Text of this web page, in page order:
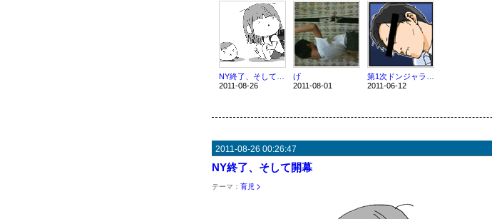
2011-08-26
げ
2011-08-01
2011-06-12
2011-08-26 00:26:47
NY終了、そして開幕
テーマ： 育児